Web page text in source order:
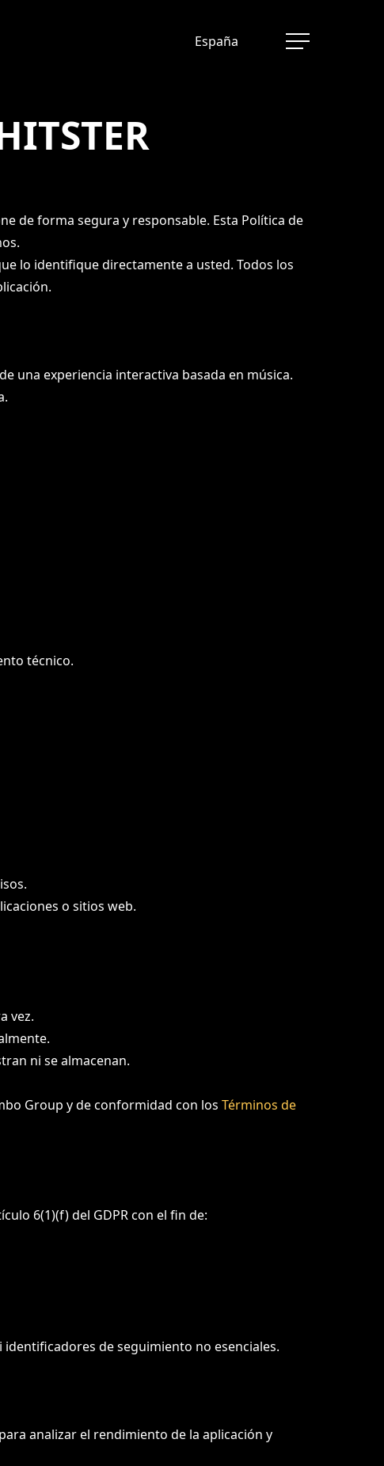
España Menu
de forma segura y responsable. Esta Política de
lo identifique directamente a usted. Todos los
una experiencia interactiva basada en música.
técnico.
o sitios web.
vez.
ni se almacenan.
Group y de conformidad con los Términos de
6(1)(f) del GDPR con el fin de:
de seguimiento no esenciales.
analizar el rendimiento de la aplicación y